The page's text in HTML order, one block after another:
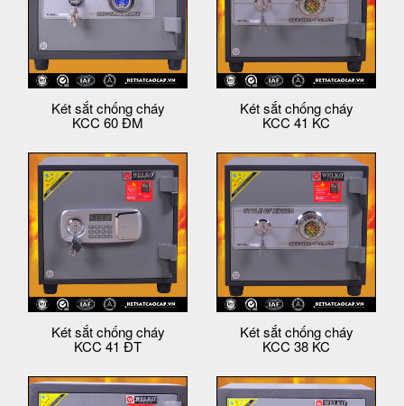
Két sắt chống cháy
KCC 60 ĐM
Két sắt chống cháy
KCC 41 KC
Két sắt chống cháy
KCC 41 ĐT
Két sắt chống cháy
KCC 38 KC